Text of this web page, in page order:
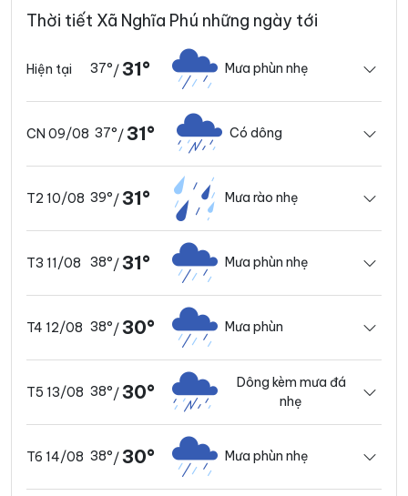
Thời tiết Xã Nghĩa Phú những ngày tới
Hiện tại 37°/31° Mưa phùn nhẹ
CN 09/08 37°/31° Có dông
T2 10/08 39°/31° Mưa rào nhẹ
T3 11/08 38°/31° Mưa phùn nhẹ
T4 12/08 38°/30° Mưa phùn
T5 13/08 38°/30°
Dông kèm mưa đá
nhẹ
T6 14/08 38°/30° Mưa phùn nhẹ